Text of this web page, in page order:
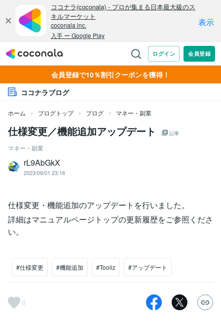
会員登録で10％割引クーポンを獲得！
ココナラブログ
ホーム ブログトップ ブログ マネー・副業
仕様変更／機能追加アップデート 記事
マネー・副業
rL9AbGkX
2023/09/01 23:16
仕様変更・機能追加のアップデートを行いました。
詳細はマニュアルページトップの更新履歴をご参照くださ
い。
#仕様変更 #機能追加 #Tooliz #アップデート
0